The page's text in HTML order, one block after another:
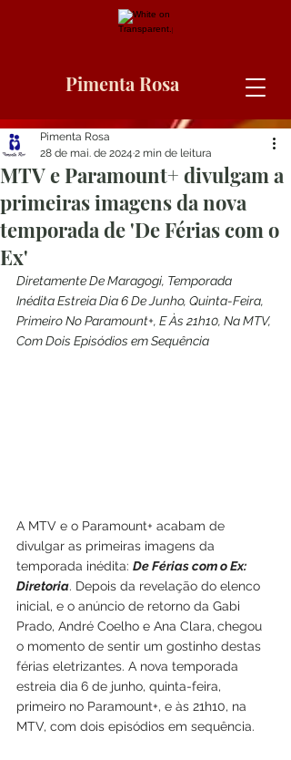
Pimenta Rosa
MTV e Paramount+ divulgam a
primeiras imagens da nova
temporada de 'De Férias com o
Ex'
Pimenta Rosa
28 de mai. de 2024 2 min de leitura
Diretamente De Maragogi, Temporada
Inédita Estreia Dia 6 De Junho, Quinta-Feira,
Primeiro No Paramount+, E Às 21h10, Na MTV,
Com Dois Episódios em Sequência
A MTV e o Paramount+ acabam de
divulgar as primeiras imagens da
temporada inédita: De Férias com o Ex:
Diretoria. Depois da revelação do elenco
inicial, e o anúncio de retorno da Gabi
Prado, André Coelho e Ana Clara, chegou
o momento de sentir um gostinho destas
férias eletrizantes. A nova temporada
estreia dia 6 de junho, quinta-feira,
primeiro no Paramount+, e às 21h10, na
MTV, com dois episódios em sequência.